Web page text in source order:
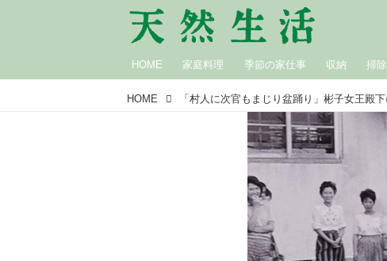
HOME 家庭料理 季節の家仕事 収納 掃除
HOME